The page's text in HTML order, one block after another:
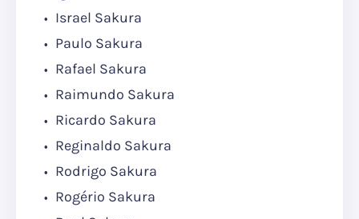
Israel Sakura
Paulo Sakura
Rafael Sakura
Raimundo Sakura
Ricardo Sakura
Reginaldo Sakura
Rodrigo Sakura
Rogério Sakura